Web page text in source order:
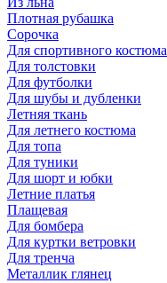
Плотная рубашка
Сорочка
Для спортивного костюма
Для толстовки
Для футболки
Для шубы и дубленки
Летняя ткань
Для летнего костюма
Для топа
Для туники
Для шорт и юбки
Летние платья
Плащевая
Для бомбера
Для куртки ветровки
Для тренча
Металлик глянец